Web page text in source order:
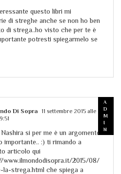
questo libri mi
di streghe anche se non ho ben
di strega..ho visto che per te è
potresti spiegarmelo se
Di Sopra 11 settembre 2015 alle
si per me è un argomento
importante.. :) ti rimando a
articolo qui
www.ilmondodisopra.it/2015/08/
la-strega.html che spiega a